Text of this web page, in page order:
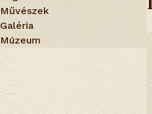
Művészek
Galéria
Múzeum